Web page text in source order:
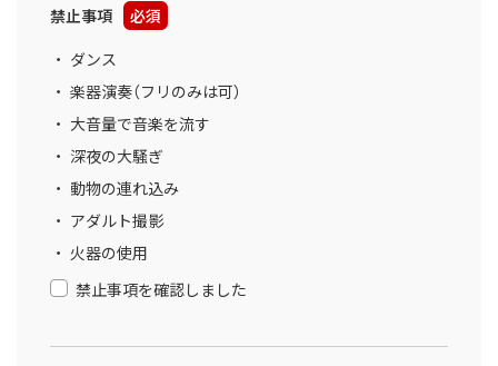
禁止事項
必須
ダンス
楽器演奏（フリのみは可）
大音量で音楽を流す
深夜の大騒ぎ
動物の連れ込み
アダルト撮影
火器の使用
禁止事項を確認しました